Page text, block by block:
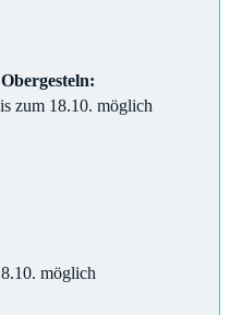
zum 18.10. möglich
möglich